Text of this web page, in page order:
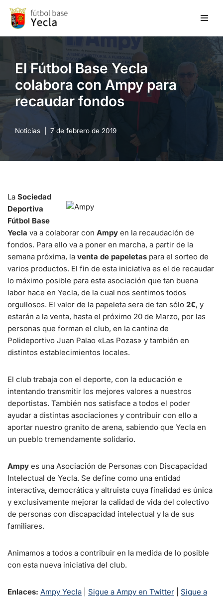
Saltar
al
contenido
El Fútbol Base Yecla
colabora con Ampy para
recaudar fondos
Noticias 7 de febrero de 2019
La Sociedad
Deportiva
Fútbol Base
Yecla va a colaborar con Ampy en la recaudación de
fondos. Para ello va a poner en marcha, a partir de la
semana próxima, la venta de papeletas para el sorteo de
varios productos. El fin de esta iniciativa es el de recaudar
lo máximo posible para esta asociación que tan buena
labor hace en Yecla, de la cual nos sentimos todos
orgullosos. El valor de la papeleta sera de tan sólo 2€, y
estarán a la venta, hasta el próximo 20 de Marzo, por las
personas que forman el club, en la cantina de
Polideportivo Juan Palao «Las Pozas» y también en
distintos establecimientos locales.
El club trabaja con el deporte, con la educación e
intentando transmitir los mejores valores a nuestros
deportistas. También nos satisface a todos el poder
ayudar a distintas asociaciones y contribuir con ello a
aportar nuestro granito de arena, sabiendo que Yecla en
un pueblo tremendamente solidario.
Ampy es una Asociación de Personas con Discapacidad
Intelectual de Yecla. Se define como una entidad
interactiva, democrática y altruista cuya finalidad es única
y exclusivamente mejorar la calidad de vida del colectivo
de personas con discapacidad intelectual y la de sus
familiares.
Animamos a todos a contribuir en la medida de lo posible
con esta nueva iniciativa del club.
Enlaces: Ampy Yecla Sigue a Ampy en Twitter
Sigue a